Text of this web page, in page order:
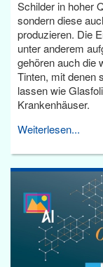
Schilder in hoher
sondern diese
produzieren. Die
unter anderem
gehören auch die
Tinten, mit denen
lassen wie
Krankenhäuser.
Weiterlesen...